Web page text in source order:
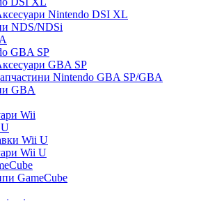
Nintendo DSI XL
NDS/NDSi
GBA SP
GBA SP
Nintendo GBA SP/GBA
GBA
Wii
Wii U
Wii U
GameCube